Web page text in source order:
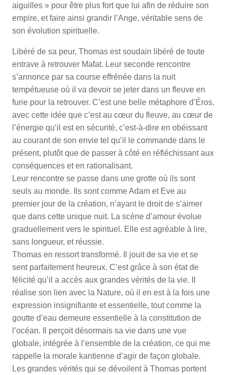
aiguilles » pour être plus fort que lui afin de réduire son
empire, et faire ainsi grandir l’Ange, véritable sens de
son évolution spirituelle.
Libéré de sa peur, Thomas est soudain libéré de toute
entrave à retrouver Mafat. Leur seconde rencontre
s’annonce par sa course effrénée dans la nuit
tempétueuse où il va devoir se jeter dans un fleuve en
furie pour la retrouver. C’est une belle métaphore d’Éros,
avec cette idée que c’est au cœur du fleuve, au cœur de
l’énergie qu’il est en sécurité, c’est-à-dire en obéissant
au courant de son envie tel qu’il le commande dans le
présent, plutôt que de passer à côté en réfléchissant aux
conséquences et en rationalisant.
Leur rencontre se passe dans une grotte où ils sont
seuls au monde. Ils sont comme Adam et Eve au
premier jour de la création, n’ayant le droit de s’aimer
que dans cette unique nuit. La scène d’amour évolue
graduellement vers le spirituel. Elle est agréable à lire,
sans longueur, et réussie.
Thomas en ressort transformé. Il jouit de sa vie et se
sent parfaitement heureux. C’est grâce à son état de
félicité qu’il a accès aux grandes vérités de la vie. Il
réalise son lien avec la Nature, où il en est à la fois une
expression insignifiante et essentielle, tout comme la
goutte d’eau demeure essentielle à la constitution de
l’océan. Il perçoit désormais sa vie dans une vue
globale, intégrée à l’ensemble de la création, ce qui me
rappelle la morale kantienne d’agir de façon globale.
Les grandes vérités qui se dévoilent à Thomas portent